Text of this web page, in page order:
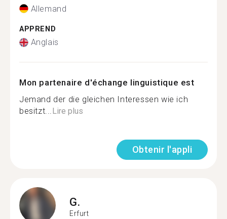
Allemand
APPREND
Anglais
Mon partenaire d'échange linguistique est
Jemand der die gleichen Interessen wie ich
besitzt...Lire plus
Obtenir l'appli
G.
Erfurt